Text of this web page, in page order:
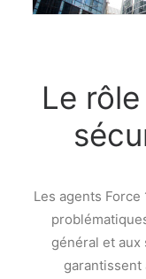
Le
Les agents
général et aux
garantissent